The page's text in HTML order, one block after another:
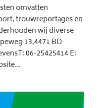
omvatten
trouwreportages en
wij diverse
13,4471 BD
06-25425414 E: